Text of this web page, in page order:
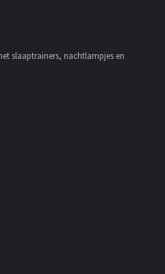
slaaptrainers, nachtlampjes en